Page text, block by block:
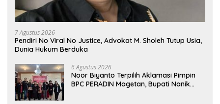
7 Agustus 2026
Pendiri No Viral No Justice, Advokat M. Sholeh Tutup Usia,
Dunia Hukum Berduka
6 Agustus 2026
Noor Biyanto Terpilih Aklamasi Pimpin
BPC PERADIN Magetan, Bupati Nanik